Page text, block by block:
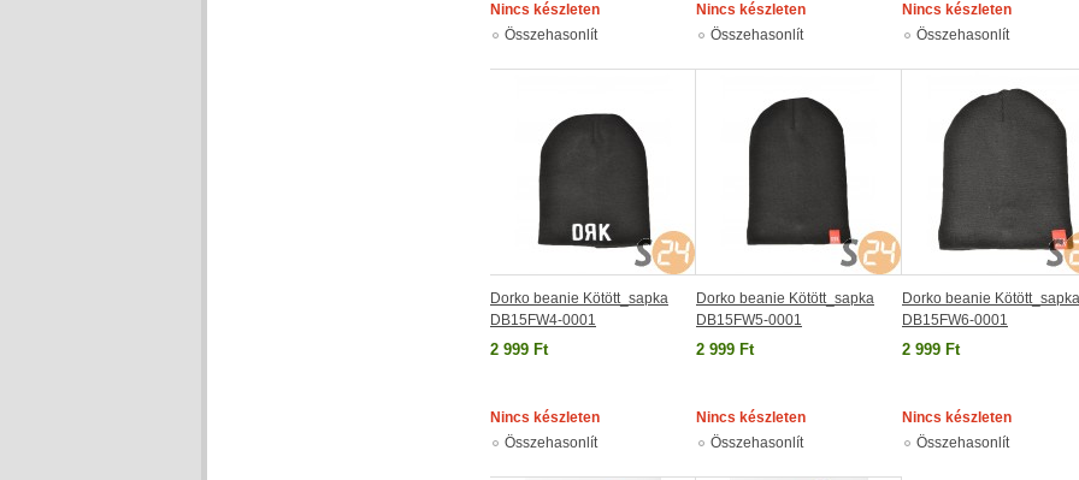
Nincs készleten
Összehasonlít
Nincs készleten
Összehasonlít
Nincs készleten
Összehasonlít
Dorko beanie Kötött_sapka
DB15FW4-0001
2 999 Ft
Nincs készleten
Összehasonlít
Dorko beanie Kötött_sapka
DB15FW5-0001
2 999 Ft
Nincs készleten
Összehasonlít
Dorko beanie Kötött_sapka
DB15FW6-0001
2 999 Ft
Nincs készleten
Összehasonlít